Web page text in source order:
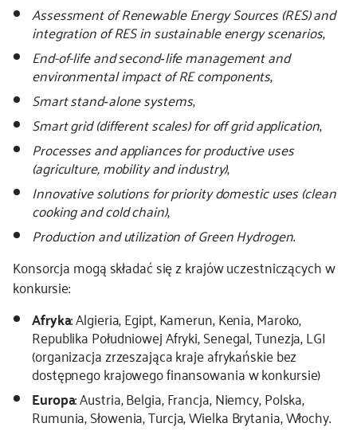
Assessment of Renewable Energy Sources (RES) and
integration of RES in sustainable energy scenarios,
End-of-life and second‐life management and
environmental impact of RE components,
Smart stand‐alone systems,
Smart grid (different scales) for off grid application,
Processes and appliances for productive uses
(agriculture, mobility and industry),
Innovative solutions for priority domestic uses (clean
cooking and cold chain),
Production and utilization of Green Hydrogen.
Konsorcja mogą składać się z krajów uczestniczących w
konkursie:
Afryka: Algieria, Egipt, Kamerun, Kenia, Maroko,
Republika Południowej Afryki, Senegal, Tunezja, LGI
(organizacja zrzeszająca kraje afrykańskie bez
dostępnego krajowego finansowania w konkursie)
Europa: Austria, Belgia, Francja, Niemcy, Polska,
Rumunia, Słowenia, Turcja, Wielka Brytania, Włochy.